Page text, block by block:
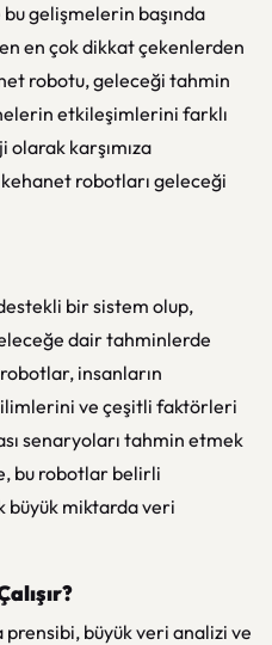
gelişmelerin başında
en çok dikkat çekenlerden
robotu, geleceği tahmin
etkileşimlerini farklı
karşımıza
robotları geleceği
bir sistem olup,
dair tahminlerde
insanların
ve çeşitli faktörleri
senaryoları tahmin etmek
bu robotlar belirli
büyük miktarda veri
prensibi, büyük veri analizi ve